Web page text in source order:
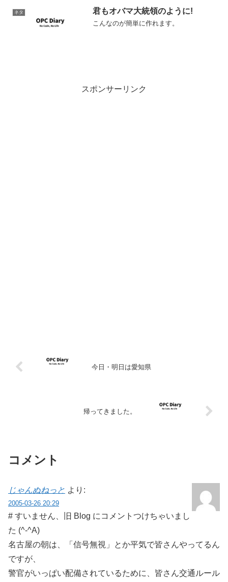
ネタ 君もオバマ大統領のように!
こんなのが簡単に作れます。
スポンサーリンク
今日・明日は愛知県
帰ってきました。
コメント
じゃんぬねっと より:
2005-03-26 20:29
# すいません、旧 Blog にコメントつけちゃいまし
た (^-^A)
名古屋の朝は、「信号無視」とか平気で皆さんやってるん
ですが、
警官がいっぱい配備されているために、皆さん交通ルール